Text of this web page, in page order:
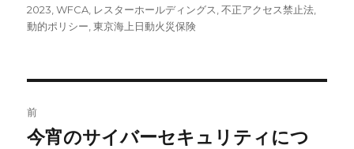
ー
2023 ,WFCA レスターホールディングス ,不正アクセス禁止法
動的ポリシー ,東京海上日動火災保険
稿
前
前
今宵のサイバーセキュリティにつ